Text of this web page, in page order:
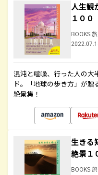
人生観
１００
BOOKS
混沌と喧噪、行った人の大
ド。「地球の歩き方」が
絶景集！
生きる
絶景１
BOOKS